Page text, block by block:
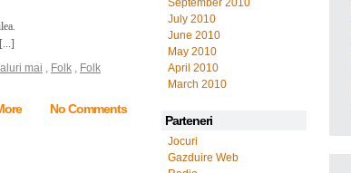
September 2010
July 2010
June 2010
May 2010
April 2010
March 2010
Parteneri
Jocuri
Gazduire Web
mai , Folk , Folk
No Comments